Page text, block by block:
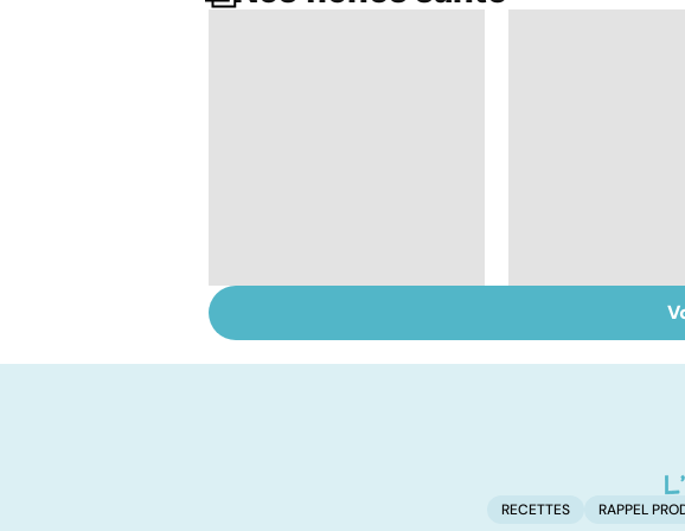
tout savoir sur cette
Dérèglement
hormonal : et
RECETTES RAPPEL